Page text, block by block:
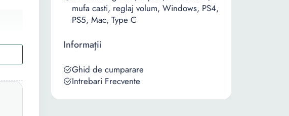
mufa casti, reglaj volum, Windows, PS4,
PS5, Mac, Type C
Informații
Ghid de cumparare
Intrebari Frecvente